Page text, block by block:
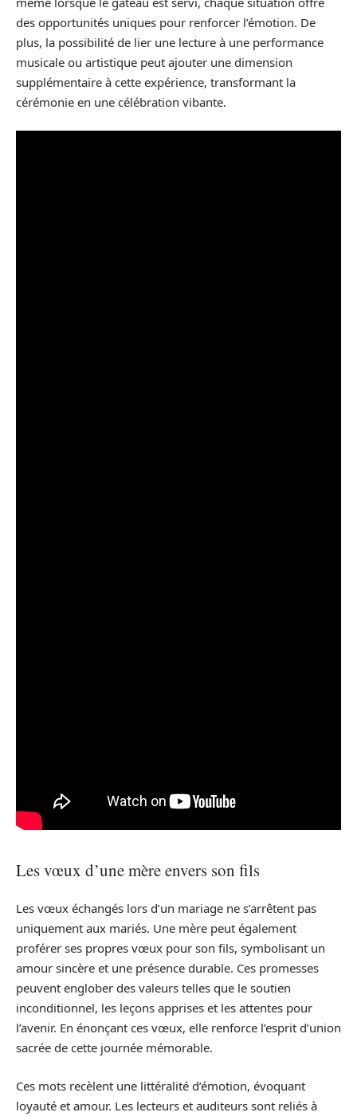
des opportunités uniques pour renforcer l’émotion. De
plus, la possibilité de lier une lecture à une performance
musicale ou artistique peut ajouter une dimension
supplémentaire à cette expérience, transformant la
cérémonie en une célébration vibante.
Les vœux d’une mère envers son fils
Les vœux échangés lors d’un mariage ne s’arrêtent pas
uniquement aux mariés. Une mère peut également
proférer ses propres vœux pour son fils, symbolisant un
amour sincère et une présence durable. Ces promesses
peuvent englober des valeurs telles que le soutien
inconditionnel, les leçons apprises et les attentes pour
l’avenir. En énonçant ces vœux, elle renforce l’esprit d’union
sacrée de cette journée mémorable.
Ces mots recèlent une littéralité d’émotion, évoquant
loyauté et amour. Les lecteurs et auditeurs sont reliés à